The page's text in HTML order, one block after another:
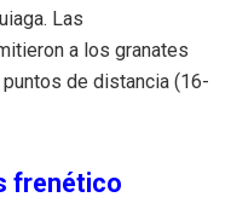
. Las
a los granates
de distancia (16-
frenético